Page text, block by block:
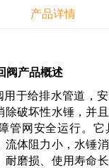
产品详情
阀产品概述
于给排水管道，安
除破坏性水锤，并
管网安全运行。
体阻力小，水锤
耐磨损、使用寿命